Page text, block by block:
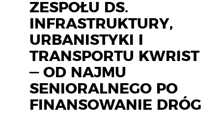
ZESPOŁU DS.
INFRASTRUKTURY,
URBANISTYKI I
TRANSPORTU KWRIST
— OD NAJMU
SENIORALNEGO PO
FINANSOWANIE DRÓG